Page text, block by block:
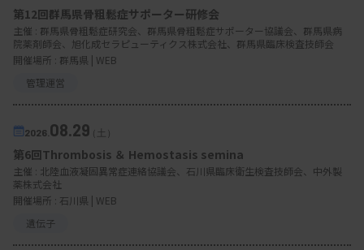
第12回群馬県骨粗鬆症サポーター研修会
主催 : 群馬県骨粗鬆症研究会、群馬県骨粗鬆症サポーター協議会、群馬県病
院薬剤師会、旭化成セラピューティクス株式会社、群馬県臨床検査技師会
開催場所 : 群馬県 | WEB
管理運営
2026. 08.29（土）
第6回Thrombosis ＆ Hemostasis semina
主催 : 北陸血液凝固異常症連絡協議会、石川県臨床衛生検査技師会、中外製
薬株式会社
開催場所 : 石川県 | WEB
遺伝子